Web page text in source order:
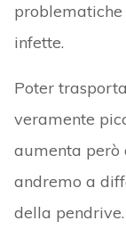
infette.
Poter
veramente
aumenta però
andremo a
della pendrive.